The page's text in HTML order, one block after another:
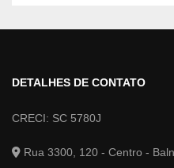
DETALHES DE CONTATO
CRECI: SC 5780J
Rua 3300, 120 - Centro -